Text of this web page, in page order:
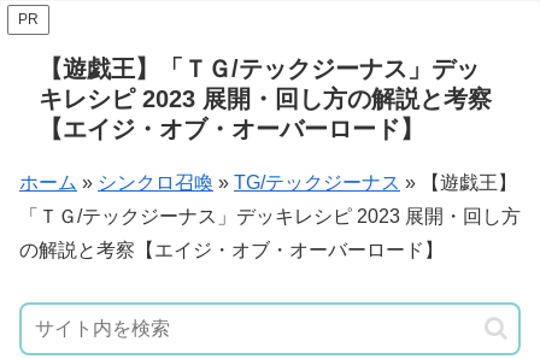
PR
【遊戯王】「ＴＧ/テックジーナス」デッ
キレシピ 2023 展開・回し方の解説と考察
【エイジ・オブ・オーバーロード】
ホーム » シンクロ召喚 » TG/テックジーナス » 【遊戯王】
「ＴＧ/テックジーナス」デッキレシピ 2023 展開・回し方
の解説と考察【エイジ・オブ・オーバーロード】